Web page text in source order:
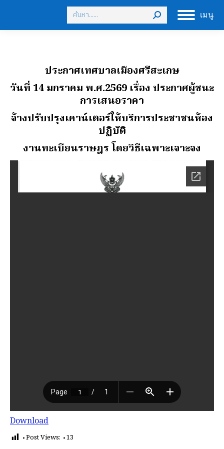
เมนู
Search:
ประกาศเทศบาลเมืองศรีสะเกษ
วันที่ 14 มกราคม พ.ศ.2569 เรื่อง ประกาศผู้ชนะ
การเสนอราคา
จ้างปรับปรุงเคาน์เตอร์ให้บริการประชาชนห้อง
ปฏิบัติ
งานทะเบียนราษฎร โดยวิธีเฉพาะเจาะจง
Download
Post Views: 13